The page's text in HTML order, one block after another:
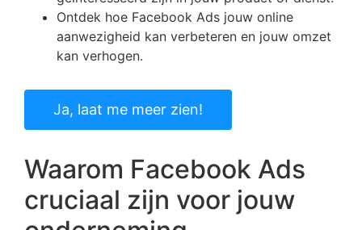
Ontdek hoe Facebook Ads jouw online
aanwezigheid kan verbeteren en jouw omzet
kan verhogen.
Ja, laat me meer zien!
Waarom Facebook Ads
cruciaal zijn voor jouw